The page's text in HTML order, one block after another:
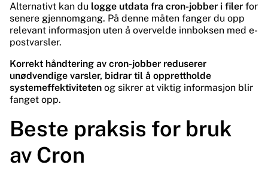
Alternativt kan du logge utdata fra cron-jobber i filer for
senere gjennomgang. På denne måten fanger du opp
relevant informasjon uten å overvelde innboksen med e-
postvarsler.
Korrekt håndtering av cron-jobber reduserer
unødvendige varsler, bidrar til å opprettholde
systemeffektiviteten og sikrer at viktig informasjon blir
fanget opp.
Beste praksis for bruk
av Cron